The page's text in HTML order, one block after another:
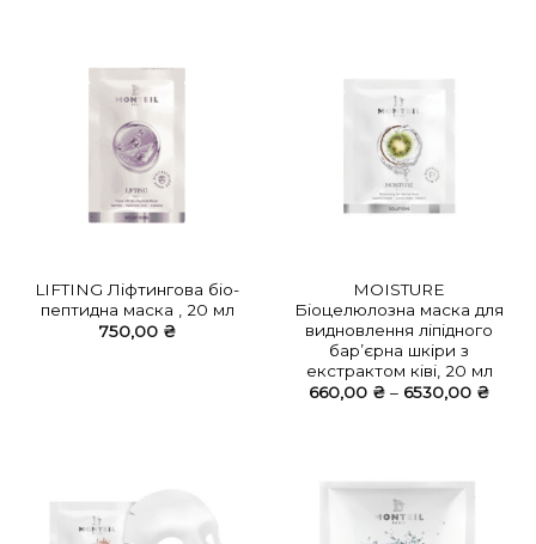
LIFTING Ліфтингова біо-
пептидна маска , 20 мл
750,00 ₴
MOISTURE
Біоцелюлозна маска для
видновлення ліпідного
бар’єрна шкіри з
екстрактом ківі, 20 мл
660,00 ₴ – 6530,00 ₴